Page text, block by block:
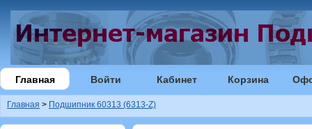
Главная Войти Кабинет Корзина
Главная > Подшипник 60313 (6313-Z)